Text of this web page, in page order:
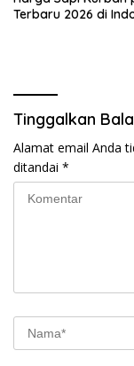
Terbaru 2026 di
Tinggalkan
Alamat email Anda
ditandai *